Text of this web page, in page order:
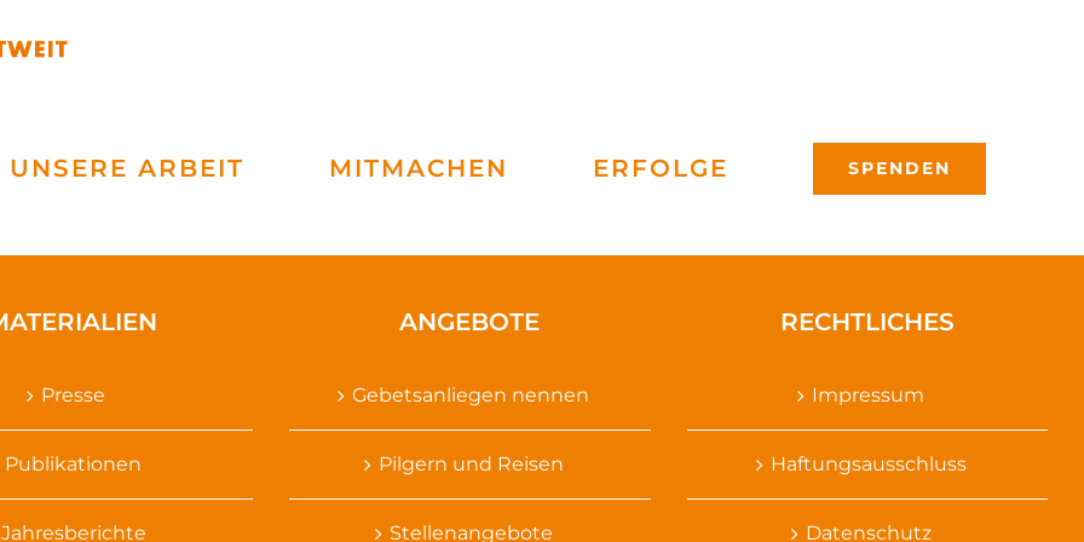
UNSERE ARBEIT MITMACHEN ERFOLGE SPENDEN
Presse
Publikationen
Jahresberichte
ANGEBOTE
Gebetsanliegen nennen
Pilgern und Reisen
Stellenangebote
RECHTLICHES
Impressum
Haftungsausschluss
Datenschutz